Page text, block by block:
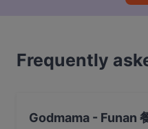
Frequently
Godmama - Funan